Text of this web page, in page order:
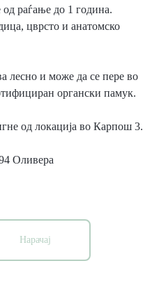
од раѓање до 1 година.
цврсто и анатомско
лесно и може да се пере во
органски памук.
од локација во Карпош 3.
Оливера
Нарачај